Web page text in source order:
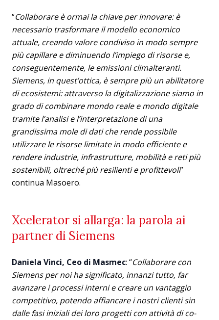
“Collaborare è ormai la chiave per innovare: è
necessario trasformare il modello economico
attuale, creando valore condiviso in modo sempre
più capillare e diminuendo l’impiego di risorse e,
conseguentemente, le emissioni climalteranti.
Siemens, in quest’ottica, è sempre più un abilitatore
di ecosistemi: attraverso la digitalizzazione siamo in
grado di combinare mondo reale e mondo digitale
tramite l’analisi e l’interpretazione di una
grandissima mole di dati che rende possibile
utilizzare le risorse limitate in modo efficiente e
rendere industrie, infrastrutture, mobilità e reti più
sostenibili, oltreché più resilienti e profittevoli”
continua Masoero.
Xcelerator si allarga: la parola ai
partner di Siemens
Daniela Vinci, Ceo di Masmec: “Collaborare con
Siemens per noi ha significato, innanzi tutto, far
avanzare i processi interni e creare un vantaggio
competitivo, potendo affiancare i nostri clienti sin
dalle fasi iniziali dei loro progetti con attività di co-